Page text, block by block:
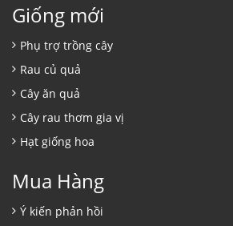
Giống mới
Phụ trợ trồng cây
Rau củ quả
Cây ăn quả
Cây rau thơm gia vị
Hạt giống hoa
Mua Hàng
Ý kiến phản hồi